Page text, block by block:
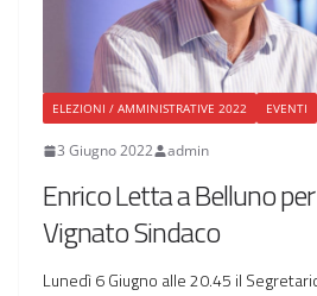
ELEZIONI / AMMINISTRATIVE 2022 EVENTI
3 Giugno 2022 admin
Enrico Letta a Belluno
Vignato Sindaco
Lunedì 6 Giugno alle 20.45 il